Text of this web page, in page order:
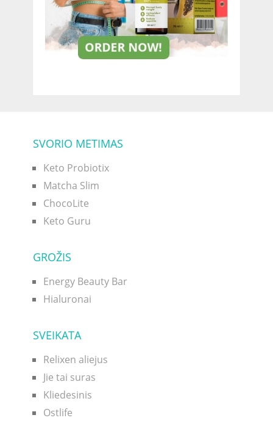
SVORIO METIMAS
Keto Probiotix
Matcha Slim
ChocoLite
Keto Guru
GROŽIS
Energy Beauty Bar
Hialuronai
SVEIKATA
Relixen aliejus
Jie tai suras
Kliedesinis
Ostlife